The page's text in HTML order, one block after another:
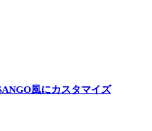
風にカスタマイズ